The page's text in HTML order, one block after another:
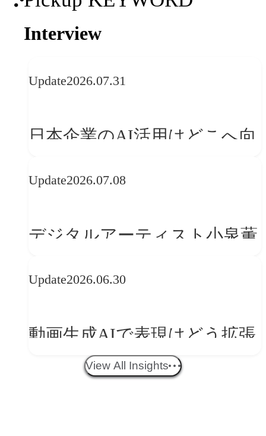
Interview
Update2026.07.31
日本企業のAI活用はどこへ向
レンドに見る「人間中心」へ
Update2026.07.08
デジタルアーティスト小泉薫
ークフロー設計と「ノイズと
Update2026.06.30
動画生成AIで表現はどう拡張
する？映像ディレクター橋本
View All Insights